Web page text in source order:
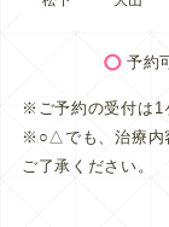
予約
※ご予約の受付は1
※○△でも、治療内
ご了承ください。